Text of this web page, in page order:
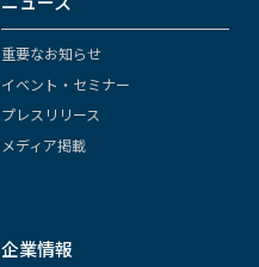
重要なお知らせ
イベント・セミナー
プレスリリース
メディア掲載
企業情報